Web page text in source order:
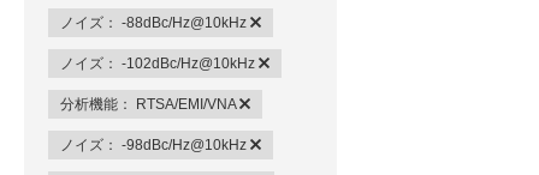
ノイズ： -88dBc/Hz@10kHz
ノイズ： -102dBc/Hz@10kHz
分析機能： RTSA/EMI/VNA
ノイズ： -98dBc/Hz@10kHz